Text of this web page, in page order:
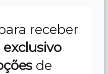
receber
exclusivo
de